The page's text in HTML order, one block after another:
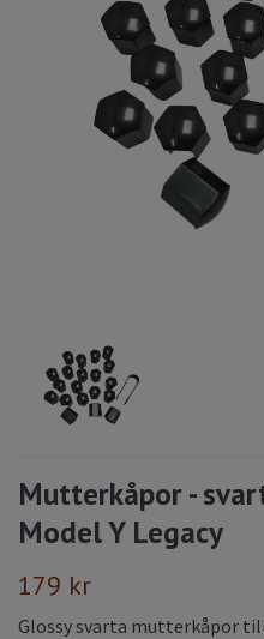
Mutterkåpor -
Model Y Legacy
179 kr
Glossy svarta mutterkåpor